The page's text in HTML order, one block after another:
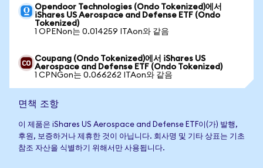
Opendoor Technologies (Ondo Tokenized)에서
iShares US Aerospace and Defense ETF (Ondo
Tokenized)
1 OPENon는 0.014259 ITAon와 같음
Coupang (Ondo Tokenized)에서 iShares US
Aerospace and Defense ETF (Ondo Tokenized)
1 CPNGon는 0.066262 ITAon와 같음
면책 조항
이 제품은 iShares US Aerospace and Defense ETF이(가) 발행,
후원, 보증하거나 제휴한 것이 아닙니다. 회사명 및 기타 상표는 기초
참조 자산을 식별하기 위해서만 사용됩니다.